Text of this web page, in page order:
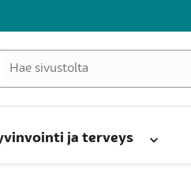
ja terveys